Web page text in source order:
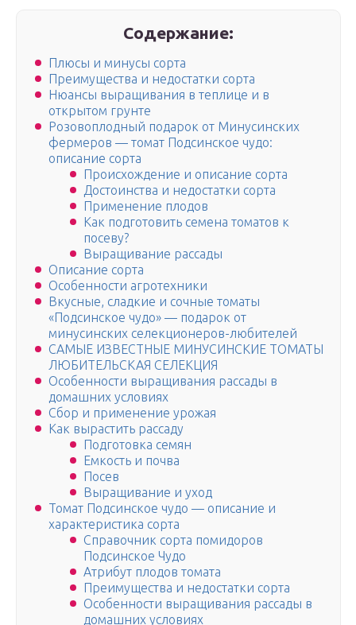
Содержание:
Плюсы и минусы сорта
Преимущества и недостатки сорта
Нюансы выращивания в теплице и в
открытом грунте
Розовоплодный подарок от Минусинских
фермеров — томат Подсинское чудо:
описание сорта
Происхождение и описание сорта
Достоинства и недостатки сорта
Применение плодов
Как подготовить семена томатов к
посеву?
Выращивание рассады
Описание сорта
Особенности агротехники
Вкусные, сладкие и сочные томаты
«Подсинское чудо» — подарок от
минусинских селекционеров-любителей
САМЫЕ ИЗВЕСТНЫЕ МИНУСИНСКИЕ ТОМАТЫ
ЛЮБИТЕЛЬСКАЯ СЕЛЕКЦИЯ
Особенности выращивания рассады в
домашних условиях
Сбор и применение урожая
Как вырастить рассаду
Подготовка семян
Емкость и почва
Посев
Выращивание и уход
Томат Подсинское чудо — описание и
характеристика сорта
Справочник сорта помидоров
Подсинское Чудо
Атрибут плодов томата
Преимущества и недостатки сорта
Особенности выращивания рассады в
домашних условиях